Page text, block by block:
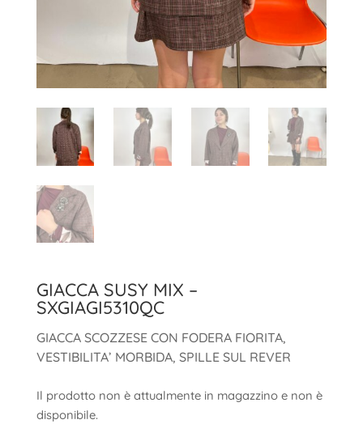
GIACCA SUSY MIX –
SXGIAGI5310QC
GIACCA SCOZZESE CON FODERA FIORITA,
VESTIBILITA’ MORBIDA, SPILLE SUL REVER
Il prodotto non è attualmente in magazzino e non è
disponibile.